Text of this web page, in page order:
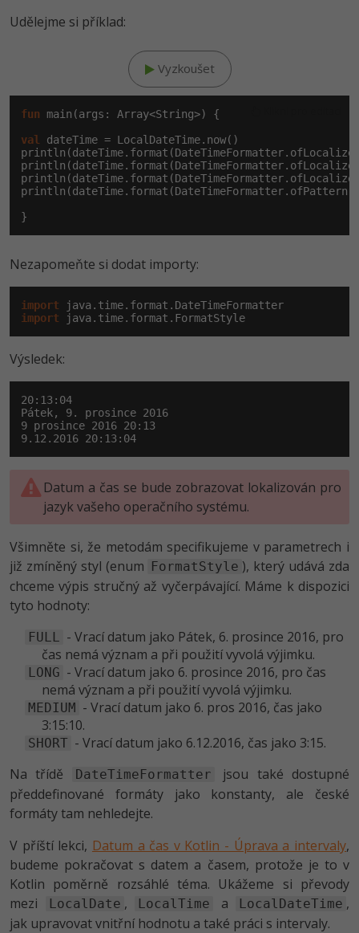
Udělejme si příklad:
Vyzkoušet
fun main(args: Array<String>) {
val
dateTime = LocalDateTime.now()
println(dateTime.format(DateTimeFormatter.ofPattern(
Nezapomeňte si dodat importy:
import
import java.time.format.FormatStyle
Výsledek:
20:13:04
Pátek, 9. prosince 2016
9 prosince 2016 20:13
9.12.2016 20:13:04
Datum a čas se bude zobrazovat lokalizován pro
jazyk vašeho operačního systému.
Všimněte si, že metodám specifikujeme v parametrech i
již zmíněný styl (enum FormatStyle ), který udává zda
chceme výpis stručný až vyčerpávající. Máme k dispozici
tyto hodnoty:
FULL - Vrací datum jako Pátek, 6. prosince 2016, pro
čas nemá význam a při použití vyvolá výjimku.
LONG - Vrací datum jako 6. prosince 2016, pro čas
nemá význam a při použití vyvolá výjimku.
MEDIUM - Vrací datum jako 6. pros 2016, čas jako
3:15:10.
SHORT - Vrací datum jako 6.12.2016, čas jako 3:15.
Na třídě
DateTimeFormatter
jsou také dostupné
předdefinované formáty jako konstanty, ale české
formáty tam nehledejte.
V příští lekci, Datum a čas v Kotlin - Úprava a intervaly,
budeme pokračovat s datem a časem, protože je to v
Kotlin poměrně rozsáhlé téma. Ukážeme si převody
mezi
LocalDate , LocalTime a LocalDateTime ,
jak upravovat vnitřní hodnotu a také práci s intervaly.